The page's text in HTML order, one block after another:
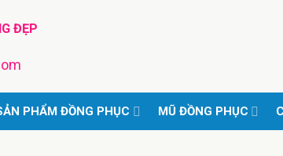
ĐẸP
PHẨM ĐỒNG PHỤC MŨ ĐỒNG PHỤC